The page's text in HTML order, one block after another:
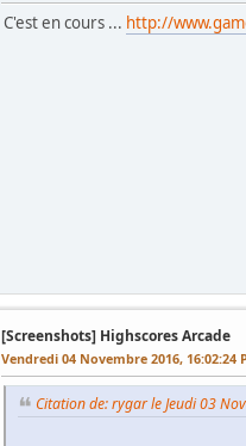
C'est en cours ... http://
[Screenshots] Highscores Arcade
Vendredi 04 Novembre 2016, 16:02:24
Citation de: rygar le Jeudi 03